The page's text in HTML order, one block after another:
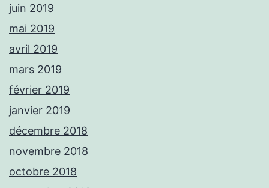
juin 2019
mai 2019
avril 2019
mars 2019
février 2019
janvier 2019
décembre 2018
novembre 2018
octobre 2018